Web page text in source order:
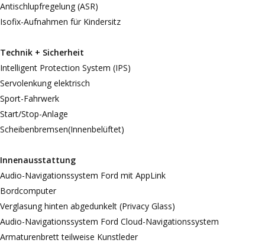
Antischlupfregelung (ASR)
Isofix-Aufnahmen für Kindersitz
Technik + Sicherheit
Intelligent Protection System (IPS)
Servolenkung elektrisch
Sport-Fahrwerk
Start/Stop-Anlage
Scheibenbremsen(Innenbelüftet)
Innenausstattung
Audio-Navigationssystem Ford mit AppLink
Bordcomputer
Verglasung hinten abgedunkelt (Privacy Glass)
Audio-Navigationssystem Ford Cloud-Navigationssystem
Armaturenbrett teilweise Kunstleder